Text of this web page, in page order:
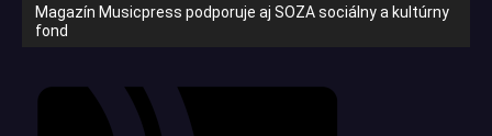
Magazín Musicpress podporuje aj SOZA sociálny a kultúrny
fond